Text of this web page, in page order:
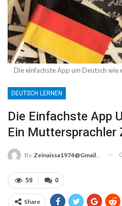
Die einfachste App um Deutsch wie
DEUTSCH LERNEN
Die Einfachste App
Ein Muttersprachler
By Zeinaissa1974@gmail.com
0
59
Share